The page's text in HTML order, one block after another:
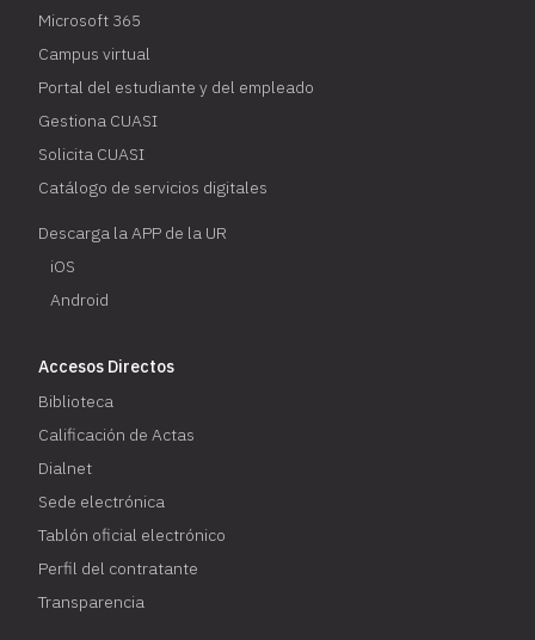
Microsoft 365
Campus virtual
Portal del estudiante y del empleado
Gestiona CUASI
Solicita CUASI
Catálogo de servicios digitales
Descarga la APP de la UR
iOS
Android
Accesos Directos
Biblioteca
Calificación de Actas
Dialnet
Sede electrónica
Tablón oficial electrónico
Perfil del contratante
Transparencia